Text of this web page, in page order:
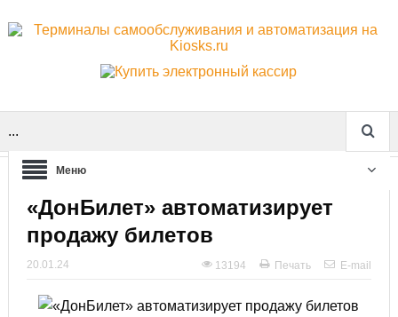
...
Меню
«ДонБилет» автоматизирует
продажу билетов
20.01.24 13194 Печать E-mail